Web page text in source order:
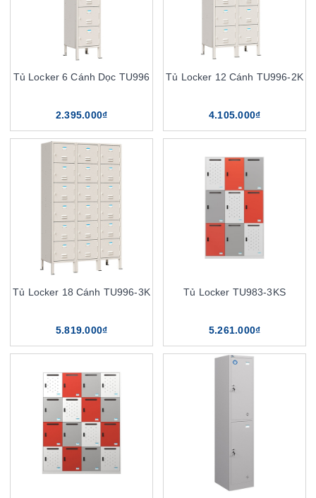
Tủ Locker 6 Cánh Dọc TU996
2.395.000₫
Tủ Locker 12 Cánh TU996-2K
4.105.000₫
Tủ Locker 18 Cánh TU996-3K
5.819.000₫
Tủ Locker TU983-3KS
5.261.000₫